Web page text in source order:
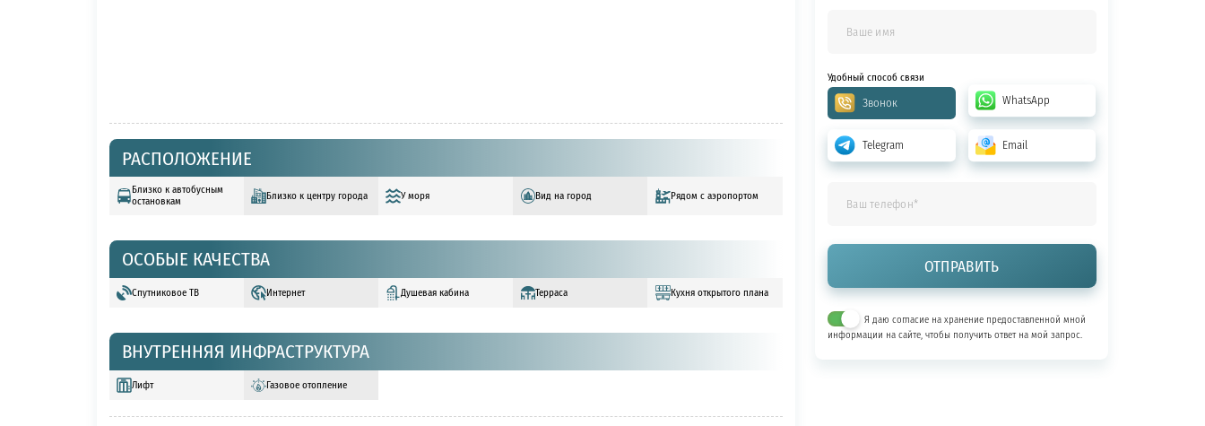
РАСПОЛОЖЕНИЕ
Близко к автобусным
остановкам
Близко к центру города У моря Вид на город Рядом с аэропортом
ОСОБЫЕ КАЧЕСТВА
Спутниковое ТВ Интернет Душевая кабина Терраса Кухня открытого плана
ВНУТРЕННЯЯ ИНФРАСТРУКТУРА
Лифт Газовое отопление
Удобный способ связи
Звонок WhatsApp
Telegram Email
Я даю согласие на хранение предоставленной мной
информации на сайте, чтобы получить ответ на мой запрос.